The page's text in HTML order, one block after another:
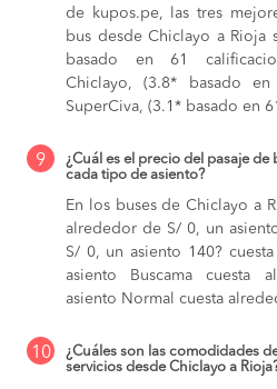
de kupos.pe, las tres
bus desde Chiclayo a Rioja
basado en 61
Chiclayo, (3.8* basado en
SuperCiva, (3.1* basado en
9
¿Cuál es el precio del pasaje de
cada tipo de asiento?
En los buses de Chiclayo a
alrededor de S/ 0, un
S/ 0, un asiento 140?
asiento Buscama cuesta
asiento Normal cuesta
10
¿Cuáles son las comodidades
servicios desde Chiclayo a